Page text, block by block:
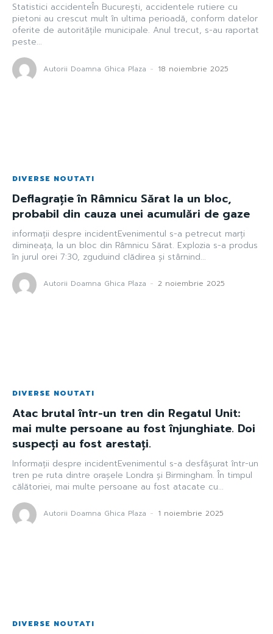
Statistici accidenteÎn București, accidentele rutiere cu
pietoni au crescut mult în ultima perioadă, conform datelor
oferite de autoritățile municipale. Anul trecut, s-au raportat
peste...
Autorii Doamna Ghica Plaza - 18 noiembrie 2025
DIVERSE NOUTATI
Deflagrație în Râmnicu Sărat la un bloc,
probabil din cauza unei acumulări de gaze
informații despre incidentEvenimentul s-a petrecut marți
dimineața, la un bloc din Râmnicu Sărat. Explozia s-a produs
în jurul orei 7:30, zguduind clădirea și stârnind...
Autorii Doamna Ghica Plaza - 2 noiembrie 2025
DIVERSE NOUTATI
Atac brutal într-un tren din Regatul Unit:
mai multe persoane au fost înjunghiate. Doi
suspecți au fost arestați.
Informații despre incidentEvenimentul s-a desfășurat într-un
tren pe ruta dintre orașele Londra și Birmingham. În timpul
călătoriei, mai multe persoane au fost atacate cu...
Autorii Doamna Ghica Plaza - 1 noiembrie 2025
DIVERSE NOUTATI